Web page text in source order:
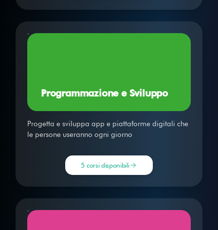
Programmazione e Sviluppo
Progetta e sviluppa app e piattaforme digitali che
le persone useranno ogni giorno
5 corsi disponibili